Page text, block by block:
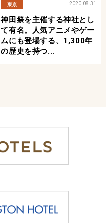
東京 2020.08.31
神田祭を主催する神社とし
て有名。人気アニメやゲー
ムにも登場する、1,300年
の歴史を持つ...